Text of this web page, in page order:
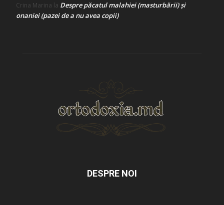
Crina Marina la Despre păcatul malahiei (masturbării) şi
onaniei (pazei de a nu avea copii)
DESPRE NOI